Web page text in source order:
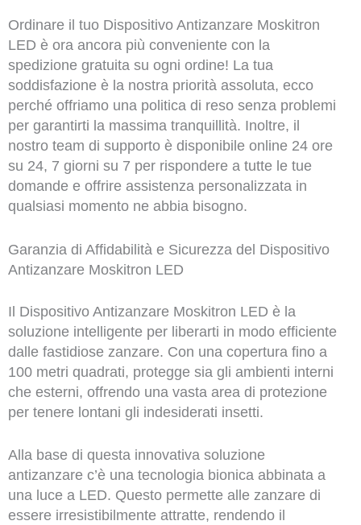
Ordinare il tuo Dispositivo Antizanzare Moskitron
LED è ora ancora più conveniente con la
spedizione gratuita su ogni ordine! La tua
soddisfazione è la nostra priorità assoluta, ecco
perché offriamo una politica di reso senza problemi
per garantirti la massima tranquillità. Inoltre, il
nostro team di supporto è disponibile online 24 ore
su 24, 7 giorni su 7 per rispondere a tutte le tue
domande e offrire assistenza personalizzata in
qualsiasi momento ne abbia bisogno.
Garanzia di Affidabilità e Sicurezza del Dispositivo
Antizanzare Moskitron LED
Il Dispositivo Antizanzare Moskitron LED è la
soluzione intelligente per liberarti in modo efficiente
dalle fastidiose zanzare. Con una copertura fino a
100 metri quadrati, protegge sia gli ambienti interni
che esterni, offrendo una vasta area di protezione
per tenere lontani gli indesiderati insetti.
Alla base di questa innovativa soluzione
antizanzare c’è una tecnologia bionica abbinata a
una luce a LED. Questo permette alle zanzare di
essere irresistibilmente attratte, rendendo il